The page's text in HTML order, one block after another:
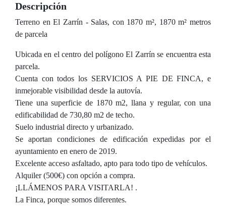
Descripción
Terreno en El Zarrín - Salas, con 1870 m², 1870 m² metros
de parcela
Ubicada en el centro del polígono El Zarrín se encuentra esta
parcela.
Cuenta con todos los SERVICIOS A PIE DE FINCA, e
inmejorable visibilidad desde la autovía.
Tiene una superficie de 1870 m2, llana y regular, con una
edificabilidad de 730,80 m2 de techo.
Suelo industrial directo y urbanizado.
Se aportan condiciones de edificación expedidas por el
ayuntamiento en enero de 2019.
Excelente acceso asfaltado, apto para todo tipo de vehículos.
Alquiler (500€) con opción a compra.
¡LLÁMENOS PARA VISITARLA! .
La Finca, porque somos diferentes.